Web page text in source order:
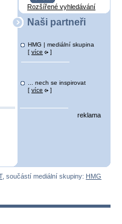
Rozšířené vyhledávání
Naši partneři
HMG | mediální skupina
[ více ]
... nech se inspirovat
[ více ]
reklama
, součástí mediální skupiny: HMG